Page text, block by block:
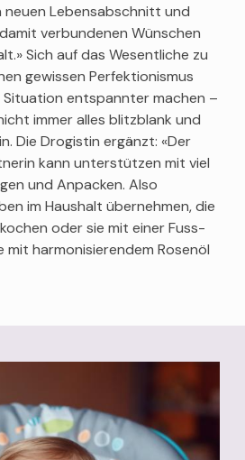
Lebensabschnitt und
verbundenen Wünschen
Sich auf das Wesentliche zu
gewissen Perfektionismus
Situation entspannter machen –
immer alles blitzblank und
Die Drogistin ergänzt: «Der
kann unterstützen mit viel
und Anpacken. Also
im Haushalt übernehmen, die
oder sie mit einer Fuss-
mit harmonisierendem Rosenöl